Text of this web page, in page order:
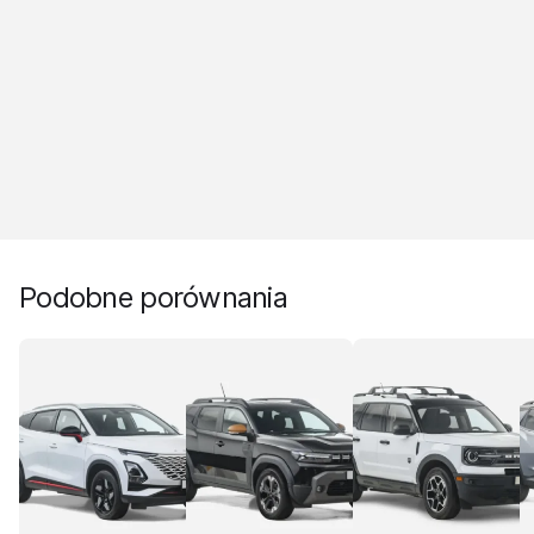
Podobne porównania